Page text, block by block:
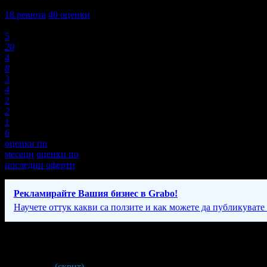
18 ревюта 40 оценки
5
20
4
8
3
4
2
2
1
6
оценки по
месеци оценки по
последни оферти
Рекламирайте Вашия бизнес в Grabo!
Научете оттук какви са ползите и как можете да публикувате